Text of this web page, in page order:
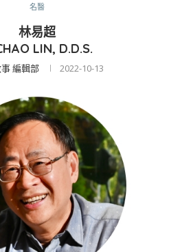
名醫
林易超
LIN, D.D.S.
編輯部 2022-10-13